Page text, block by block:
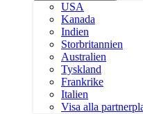
USA
Kanada
Indien
Storbritannien
Australien
Tyskland
Frankrike
Italien
Visa alla